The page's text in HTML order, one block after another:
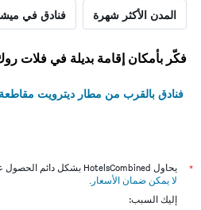
المدن الأكثر شهرة فنادق في
فكّر بأمكان إقامة بديلة في فلات
فنادق بالقرب من مطار ديترويت
*
يحاول HotelsCombined بشكل دائم الحصول على الأسعار الدقيقة، ولكن
لا يمكن ضمان الأسعار .
إليك السبب: